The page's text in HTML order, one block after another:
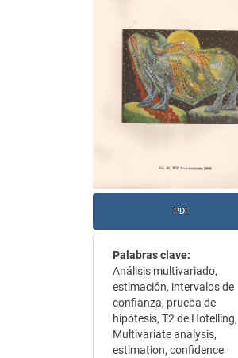
del
artículo
PDF
Palabras clave:
Análisis multivariado,
estimación, intervalos de
confianza, prueba de
hipótesis, T2 de Hotelling,
Multivariate analysis,
estimation, confidence